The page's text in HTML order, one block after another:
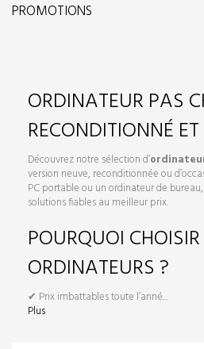
PROMOTIONS
ORDINATEUR PAS
RECONDITIONNÉ
Découvrez notre sélection d’
version neuve, reconditionnée ou
PC portable ou un ordinateur de
solutions fiables au meilleur prix.
POURQUOI
ORDINATEURS ?
✔ Prix imbattables toute l’anné...
Plus